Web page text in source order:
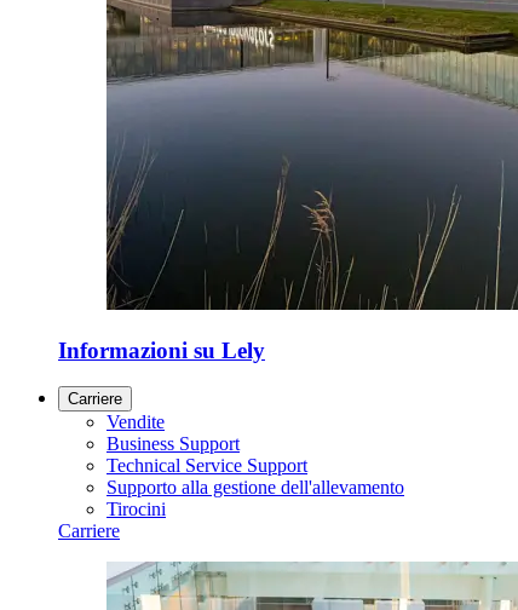
Informazioni su Lely
Carriere
Vendite
Business Support
Technical Service Support
Supporto alla gestione dell'allevamento
Tirocini
Carriere